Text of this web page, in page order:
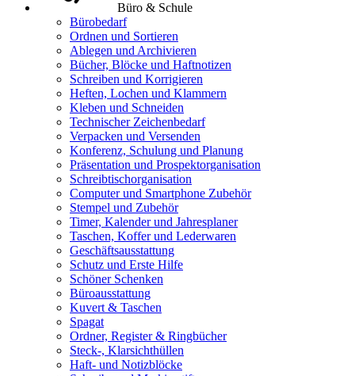
Büro & Schule
Bürobedarf
Ordnen und Sortieren
Ablegen und Archivieren
Bücher, Blöcke und Haftnotizen
Schreiben und Korrigieren
Heften, Lochen und Klammern
Kleben und Schneiden
Technischer Zeichenbedarf
Verpacken und Versenden
Konferenz, Schulung und Planung
Präsentation und Prospektorganisation
Schreibtischorganisation
Computer und Smartphone Zubehör
Stempel und Zubehör
Timer, Kalender und Jahresplaner
Taschen, Koffer und Lederwaren
Geschäftsausstattung
Schutz und Erste Hilfe
Schöner Schenken
Büroausstattung
Kuvert & Taschen
Spagat
Ordner, Register & Ringbücher
Steck-, Klarsichthüllen
Haft- und Notizblöcke